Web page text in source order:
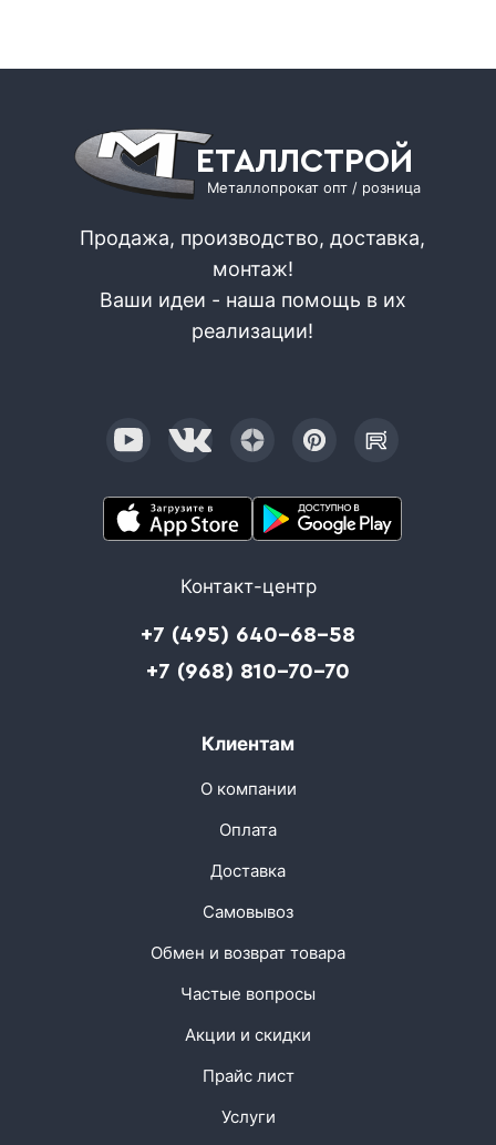
ЕТАЛЛСТРОЙ
Металлопрокат опт / розница
Продажа, производство, доставка,
монтаж!
Ваши идеи - наша помощь в их
реализации!
Контакт-центр
+7 (495) 640-68-58
+7 (968) 810-70-70
Клиентам
О компании
Оплата
Доставка
Самовывоз
Обмен и возврат товара
Частые вопросы
Акции и скидки
Прайс лист
Услуги